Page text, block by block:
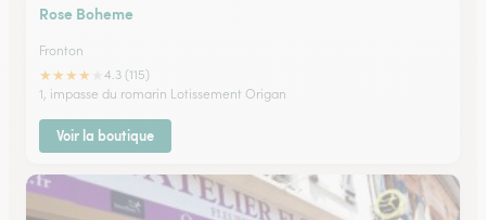
Rose Boheme
Fronton
★★★★
4.3 (115)
1, impasse du romarin Lotissement Origan
Voir la boutique